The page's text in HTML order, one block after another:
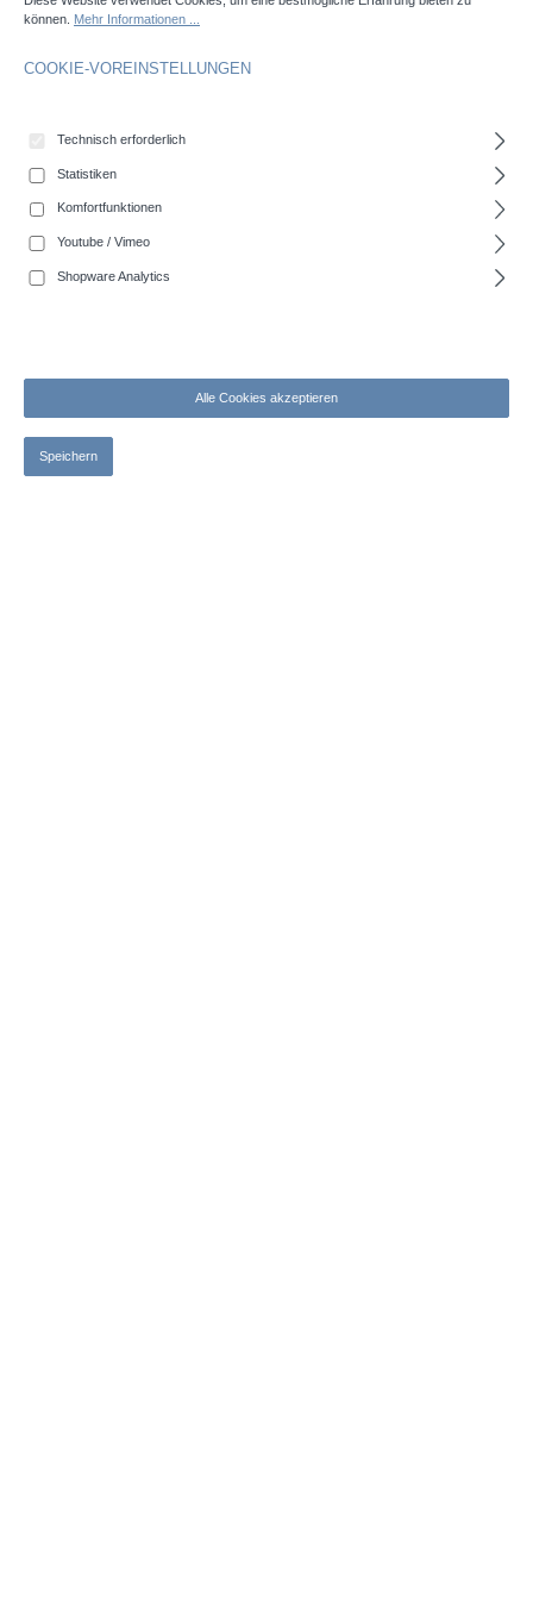
können. Mehr Informationen ...
COOKIE-VOREINSTELLUNGEN
Technisch erforderlich
Statistiken
Komfortfunktionen
Youtube / Vimeo
Shopware Analytics
Alle Cookies akzeptieren
Speichern